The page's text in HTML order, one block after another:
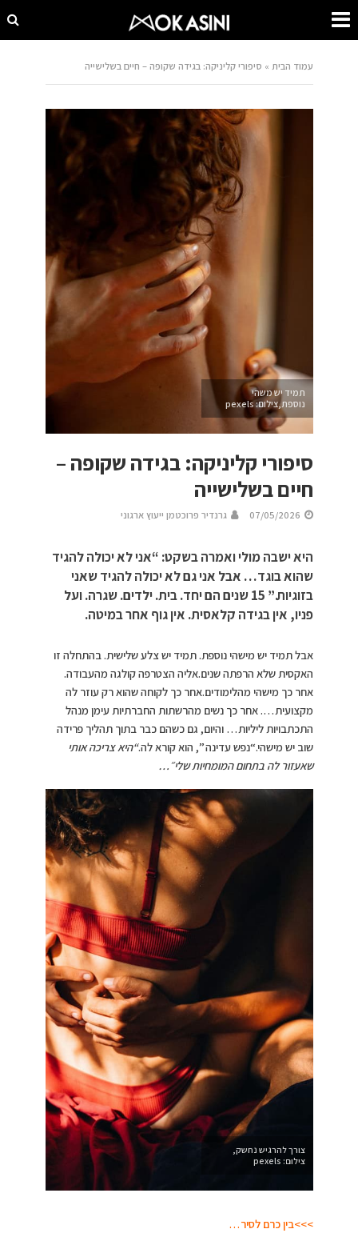
עמוד הבית » סיפורי קליניקה: בגידה שקופה – חיים בשלישייה
תמיד יש משהי
נוספת,צילום: pexels
סיפורי קליניקה: בגידה שקופה –
חיים בשלישייה
07/05/2026 גרנדיר פרוכטמן ייעוץ ארגוני
היא ישבה מולי ואמרה בשקט: “אני לא יכולה להגיד
שהוא בוגד… אבל אני גם לא יכולה להגיד שאני
בזוגיות.” 15 שנים הם יחד. בית. ילדים. שגרה. ועל
פניו, אין בגידה קלאסית. אין גוף אחר במיטה.
אבל תמיד יש מישהי נוספת. תמיד יש צלע שלישית. בהתחלה זו
האקסית שלא הרפתה שנים.אליה הצטרפה קולגה מהעבודה.
אחר כך מישהי מהלימודים.אחר כך לקוחה שהוא רק עוזר לה
מקצועית…. אחר כך נשים מהרשתות החברתיות עימן מנהל
התכתבויות ליליות… והיום, גם כשהם כבר בתוך תהליך פרידה
שוב יש מישהי.“נפש עדינה ”, הוא קורא לה.“היא צריכה אותי
שאעזור לה בתחום המומחיות שלי״…
צורך להרגיש נחשק,
צילום: pexels
>>>בין כרם לסיר…